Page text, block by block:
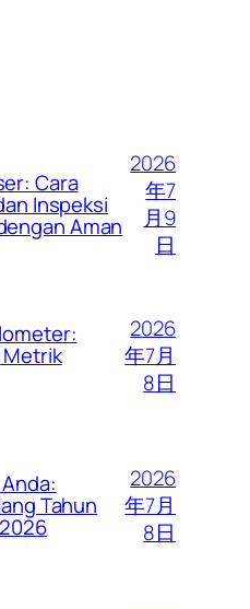
Cara
Inspeksi
Aman
2026
年7
月9
日
Metrik
2026
年7月
8日
Tahun
2026
年7月
8日